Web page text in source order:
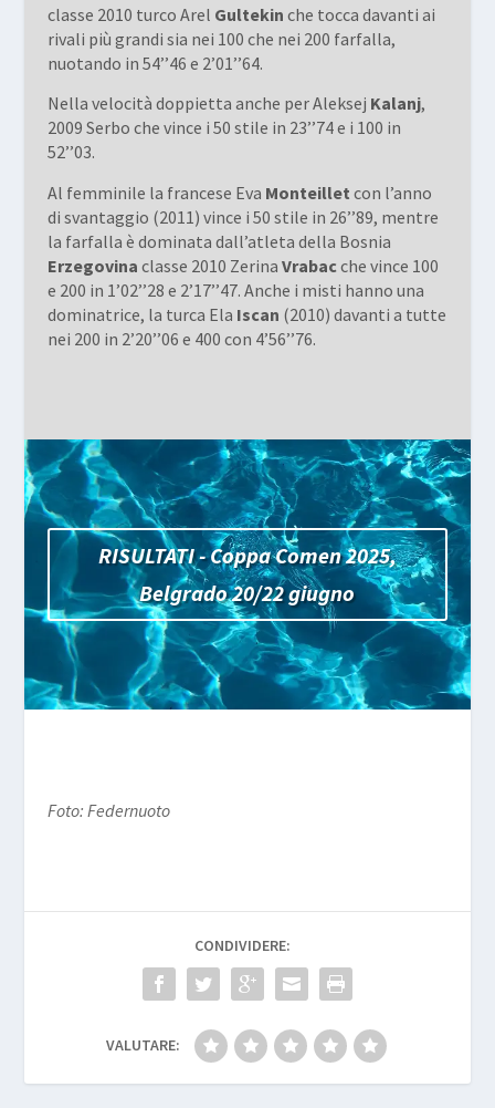
classe 2010 turco Arel Gultekin che tocca davanti ai
rivali più grandi sia nei 100 che nei 200 farfalla,
nuotando in 54’’46 e 2’01’’64.
Nella velocità doppietta anche per Aleksej Kalanj,
2009 Serbo che vince i 50 stile in 23’’74 e i 100 in
52’’03.
Al femminile la francese Eva Monteillet con l’anno
di svantaggio (2011) vince i 50 stile in 26’’89, mentre
la farfalla è dominata dall’atleta della Bosnia
Erzegovina classe 2010 Zerina Vrabacche vince 100
e 200 in 1’02’’28 e 2’17’’47. Anche i misti hanno una
dominatrice, la turca Ela Iscan (2010) davanti a tutte
nei 200 in 2’20’’06 e 400 con 4’56’’76.
RISULTATI - Coppa Comen 2025,
Belgrado 20/22 giugno
Foto: Federnuoto
CONDIVIDERE:
VALUTARE: